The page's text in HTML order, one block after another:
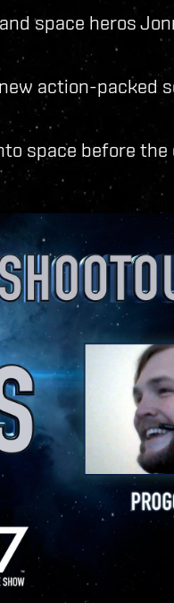
space heros
action-packed
space before